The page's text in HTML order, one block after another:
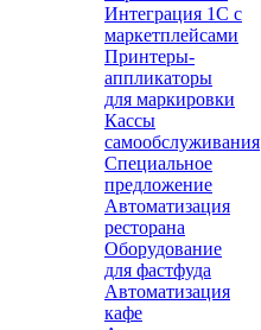
Интеграция 1С с
маркетплейсами
Принтеры-
аппликаторы
для маркировки
Кассы
самообслуживания
Специальное
предложение
Автоматизация
ресторана
Оборудование
для фастфуда
Автоматизация
кафе